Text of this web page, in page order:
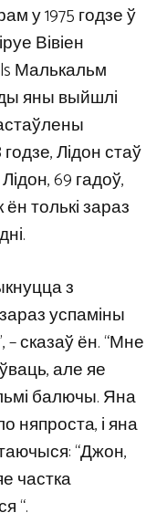
у 1975 годзе ў
Вівіен
Малькальм
яны выйшлі
Лідон стаў
69 гадоў,
толькі зараз
з
успаміны
сказаў ён. “Мне
але яе
балючы. Яна
няпроста, і яна
“Джон,
частка
“.